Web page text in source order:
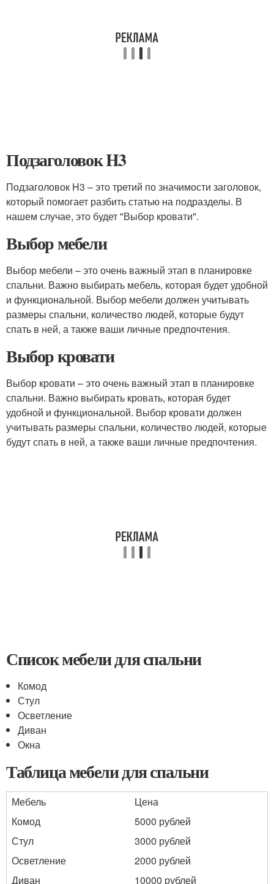
Подзаголовок H3
Подзаголовок H3 – это третий по значимости заголовок,
который помогает разбить статью на подразделы. В
нашем случае, это будет "Выбор кровати".
Выбор мебели
Выбор мебели – это очень важный этап в планировке
спальни. Важно выбирать мебель, которая будет удобной
и функциональной. Выбор мебели должен учитывать
размеры спальни, количество людей, которые будут
спать в ней, а также ваши личные предпочтения.
Выбор кровати
Выбор кровати – это очень важный этап в планировке
спальни. Важно выбирать кровать, которая будет
удобной и функциональной. Выбор кровати должен
учитывать размеры спальни, количество людей, которые
будут спать в ней, а также ваши личные предпочтения.
Список мебели для спальни
Комод
Стул
Осветление
Диван
Окна
Таблица мебели для спальни
Мебель
Цена
Комод
5000 рублей
Стул
3000 рублей
Осветление
2000 рублей
Диван
10000 рублей